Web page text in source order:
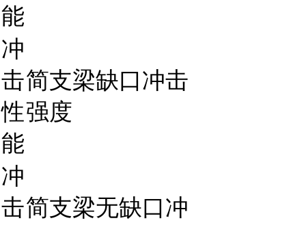
能
冲
击
性
能
简支梁缺口冲击
强度
冲
击简支梁无缺口冲